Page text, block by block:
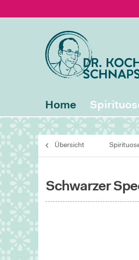
Home
Übersicht
Schwarzer